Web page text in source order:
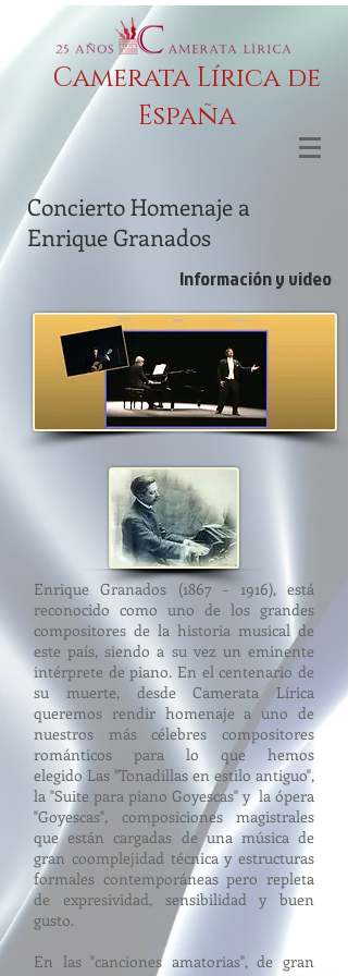
Camerata Lírica de
España
Concierto Homenaje a
Enrique Granados
Información y video
Enrique Granados (1867 - 1916), está
reconocido como uno de los grandes
compositores de la historia musical de
este país, siendo a su vez un eminente
intérprete de piano. En el centenario de
su muerte, desde Camerata Lírica
queremos rendir homenaje a uno de
nuestros más célebres compositores
románticos para lo que hemos
elegido Las "Tonadillas en estilo antiguo",
la "Suite para piano Goyescas" y la ópera
"Goyescas", composiciones magistrales
que están cargadas de una música de
gran coomplejidad técnica y estructuras
formales contemporáneas pero repleta
de expresividad, sensibilidad y buen
gusto.
En las "canciones amatorias", de gran